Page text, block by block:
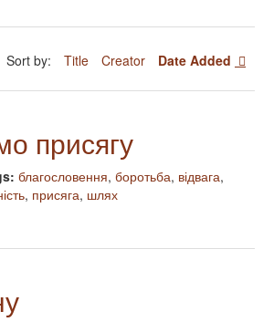
Sort by: Title Creator Date Added
присягу
благословення, боротьба, відвага,
, присяга, шлях